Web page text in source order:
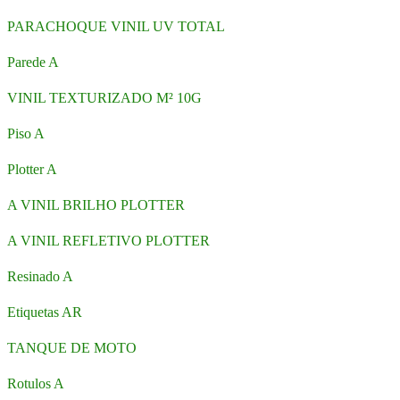
PARACHOQUE VINIL UV TOTAL
Parede A
VINIL TEXTURIZADO M² 10G
Piso A
Plotter A
A VINIL BRILHO PLOTTER
A VINIL REFLETIVO PLOTTER
Resinado A
Etiquetas AR
TANQUE DE MOTO
Rotulos A